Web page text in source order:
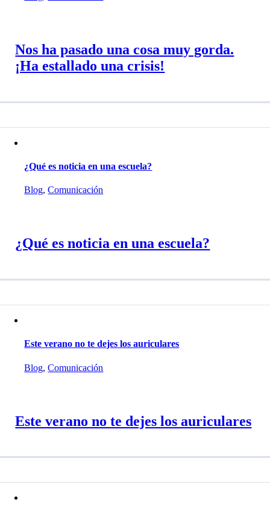
Nos ha pasado una cosa muy gorda.
¡Ha estallado una crisis!
¿Qué es noticia en una escuela?
Blog,Comunicación
¿Qué es noticia en una escuela?
Este verano no te dejes los auriculares
Blog,Comunicación
Este verano no te dejes los auriculares